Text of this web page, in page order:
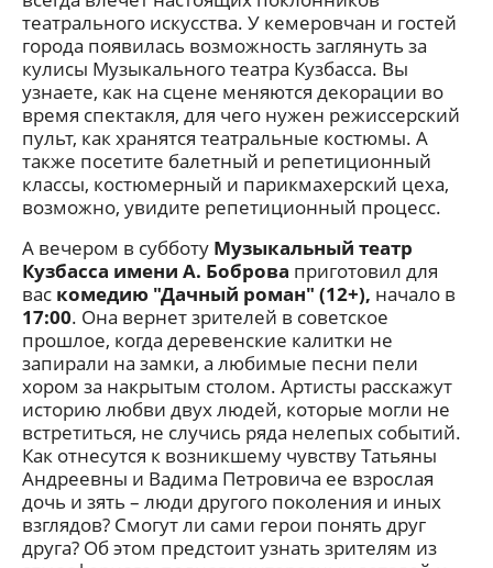
театрального искусства. У кемеровчан и гостей
города появилась возможность заглянуть за
кулисы Музыкального театра Кузбасса. Вы
узнаете, как на сцене меняются декорации во
время спектакля, для чего нужен режиссерский
пульт, как хранятся театральные костюмы. А
также посетите балетный и репетиционный
классы, костюмерный и парикмахерский цеха,
возможно, увидите репетиционный процесс.
А вечером в субботу Музыкальный театр
Кузбасса имени А. Боброва приготовил для
вас комедию "Дачный роман" (12+), начало в
17:00. Она вернет зрителей в советское
прошлое, когда деревенские калитки не
запирали на замки, а любимые песни пели
хором за накрытым столом. Артисты расскажут
историю любви двух людей, которые могли не
встретиться, не случись ряда нелепых событий.
Как отнесутся к возникшему чувству Татьяны
Андреевны и Вадима Петровича ее взрослая
дочь и зять – люди другого поколения и иных
взглядов? Смогут ли сами герои понять друг
друга? Об этом предстоит узнать зрителям из